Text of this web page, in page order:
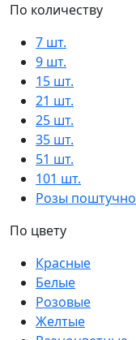
По количеству
7 шт.
9 шт.
15 шт.
21 шт.
25 шт.
35 шт.
51 шт.
101 шт.
Розы поштучно
По цвету
Красные
Белые
Розовые
Желтые